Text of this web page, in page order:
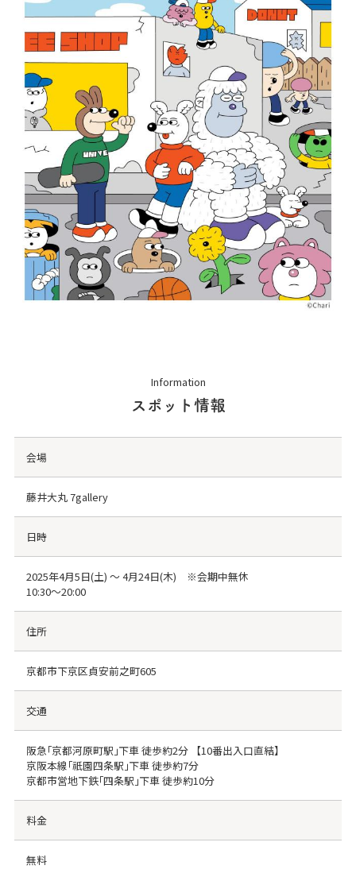
Information
スポット情報
会場
藤井大丸 7gallery
日時
2025年4月5日(土) ～ 4月24日(木) ※会期中無休
10:30～20:00
住所
京都市下京区貞安前之町605
交通
阪急｢京都河原町駅｣下車 徒歩約2分 【10番出入口直結】
京阪本線｢祇園四条駅｣下車 徒歩約7分
京都市営地下鉄｢四条駅｣下車 徒歩約10分
料金
無料